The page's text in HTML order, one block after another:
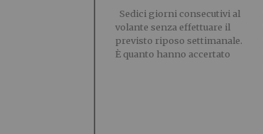
Sedici giorni consecutivi al
volante senza effettuare il
previsto riposo settimanale.
È quanto hanno accertato